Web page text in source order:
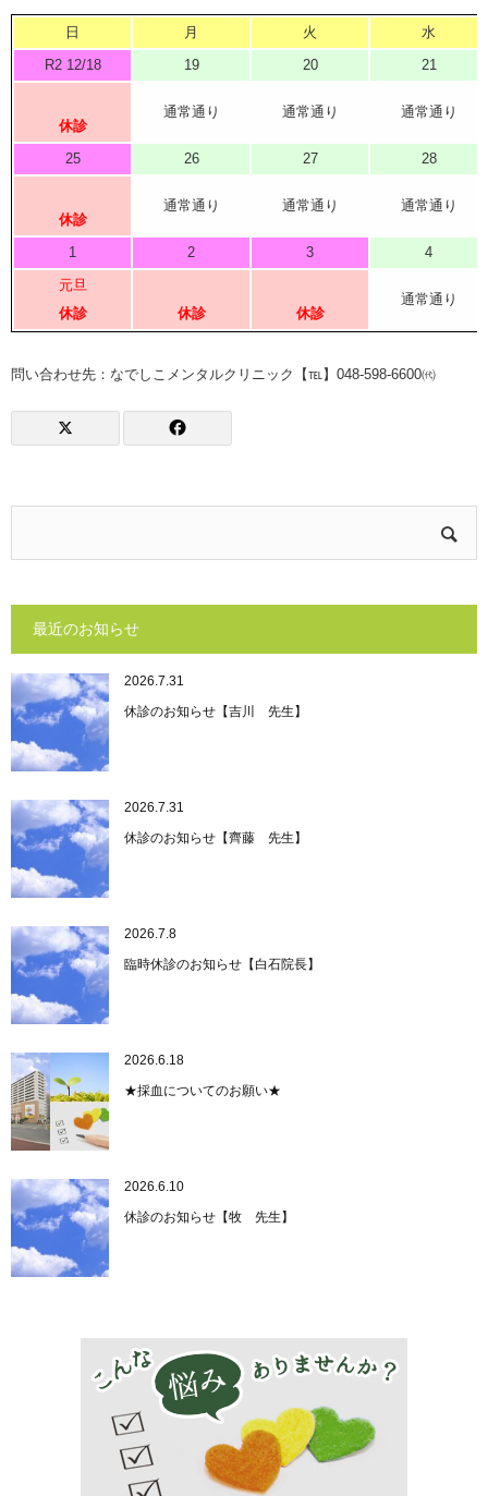
日 月 火
水
R2 12/18
19 20 21
休診
通常通り 通常通り 通常通り
25 26 27 28
休診
通常通り 通常通り 通常通り
1 2 3
4
元旦
休診
休診 休診
通常通り
問い合わせ先：なでしこメンタルクリニック【℡】048-598-6600㈹
最近のお知らせ
休診のお知らせ【吉川 先生】
2026.7.31
休診のお知らせ【齊藤 先生】
2026.7.31
臨時休診のお知らせ【白石院長】
2026.7.8
★採血についてのお願い★
2026.6.18
休診のお知らせ【牧 先生】
2026.6.10